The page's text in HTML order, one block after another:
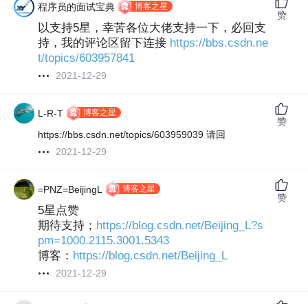
程序员的面试宝典 博客之星
以支持5星，幸苦各位大佬支持一下，必回支
持，我的评论区留下连接 https://bbs.csdn.ne
t/topics/603957841
2021-12-29
赞
L-R-T 博客之星
https://bbs.csdn.net/topics/603959039 请回
2021-12-29
赞
=PNZ=BeijingL 博客之星
5星点赞
期待支持； https://blog.csdn.net/Beijing_L?s
pm=1000.2115.3001.5343
博客： https://blog.csdn.net/Beijing_L
2021-12-29
赞